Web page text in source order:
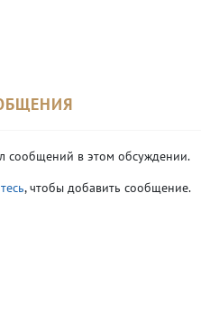
сообщений в этом обсуждении.
, чтобы добавить сообщение.